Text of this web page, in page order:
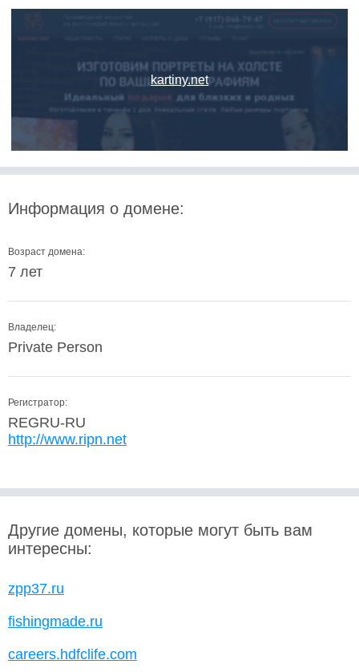
kartiny.net
Информация о домене:
Возраст домена:
7 лет
Владелец:
Private Person
Регистратор:
REGRU-RU
http://www.ripn.net
Другие домены, которые могут быть вам
интересны:
zpp37.ru
fishingmade.ru
careers.hdfclife.com